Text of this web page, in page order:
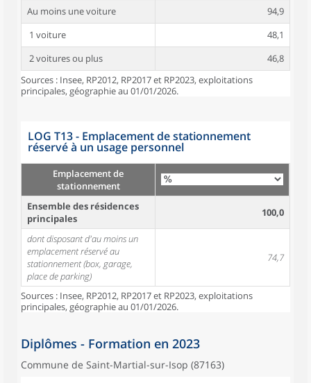
Au moins une voiture
94,9
1 voiture
48,1
2 voitures ou plus
46,8
Sources : Insee, RP2012, RP2017 et RP2023, exploitations
principales, géographie au 01/01/2026.
LOG T13 - Emplacement de stationnement
réservé à un usage personnel
Emplacement de
stationnement
Ensemble des résidences
principales
100,0
dont disposant d'au moins un
emplacement réservé au
stationnement (box, garage,
place de parking)
74,7
Sources : Insee, RP2012, RP2017 et RP2023, exploitations
principales, géographie au 01/01/2026.
Diplômes - Formation en 2023
Commune de Saint-Martial-sur-Isop (87163)